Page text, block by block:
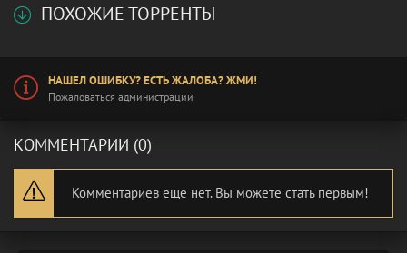
ПОХОЖИЕ ТОРРЕНТЫ
НАШЕЛ ОШИБКУ? ЕСТЬ ЖАЛОБА? ЖМИ!
Пожаловаться администрации
КОММЕНТАРИИ (0)
Комментариев еще нет. Вы можете стать первым!